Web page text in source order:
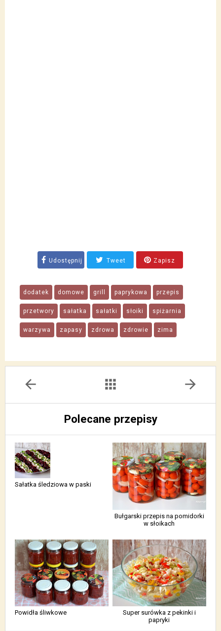
Udostępnij Tweet Zapisz
dodatek domowe grill paprykowa przepis
przetwory sałatka sałatki słoiki spiżarnia
warzywa zapasy zdrowa zdrowie zima
arrow_back arrow_forward
apps
Polecane przepisy
Sałatka śledziowa w paski
Bułgarski przepis na pomidorki
w słoikach
Powidła śliwkowe
Super surówka z pekinki i
papryki